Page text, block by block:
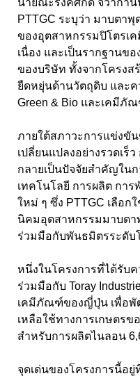
PTTGC ระบุว่า มาบตา
ของอุตสาหกรรมปิโตรเ
เนื่อง และเป็นรากฐานข
ของบริษัท ทั้งจากโครงส
ยืดหยุ่นด้านวัตถุดิบ และ
Green & Bio และเคมีภั
ภายใต้สภาวะการแข่งขั
เปลี่ยนแปลงอย่างรวดเร็
กลายเป็นปัจจัยสำคัญใน
เทคโนโลยี การผลิต กา
ใหม่ ๆ ซึ่ง PTTGC เลือก
นิคมอุตสาหกรรมมาบตา
ร่วมมือกับพันธมิตรระดับ
หนึ่งในโครงการที่ได้รับ
ร่วมมือกับ Toray
เคมีภัณฑ์ของญี่ปุ่น เพื่อพั
เหลือใช้ทางการเกษตรข
สำหรับการผลิตไนลอน
จุดเด่นของโครงการนี้อ